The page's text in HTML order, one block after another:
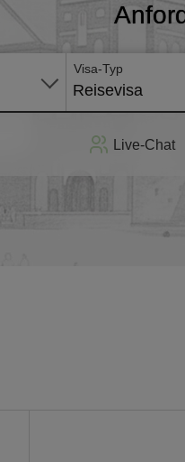
Visa-Typ
Reisevisa
Live-Chat